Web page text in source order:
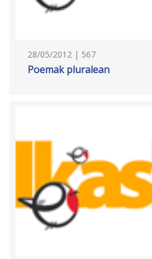
28/05/2012 | 567
Poemak pluralean